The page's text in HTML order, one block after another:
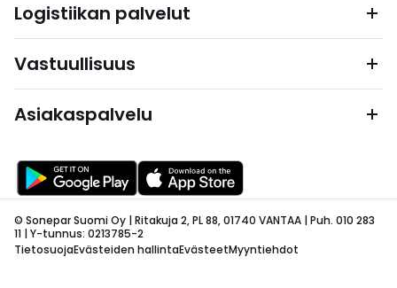
Logistiikan palvelut
Vastuullisuus
Asiakaspalvelu
© Sonepar Suomi Oy | Ritakuja 2, PL 88, 01740 VANTAA | Puh. 010 283
11 | Y-tunnus: 0213785-2
TietosuojaEvästeiden hallintaEvästeetMyyntiehdot